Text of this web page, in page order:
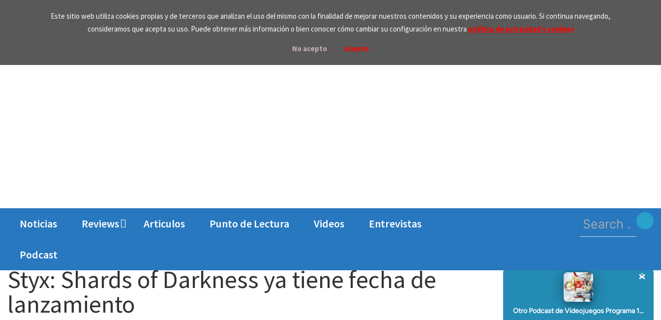
Este sitio web utiliza cookies propias y de terceros que analizan el uso del mismo con la finalidad de mejorar nuestros contenidos y su experiencia como usuario. Si continua navegando,
consideramos que acepta su uso. Puede obtener más información o bien conocer cómo cambiar su configuración en nuestra política de privacidad y cookies
No acepto Acepto
Noticias Reviews Articulos Punto de Lectura Videos Entrevistas
Podcast
Search
for:
Styx: Shards of Darkness ya tiene fecha de
lanzamiento